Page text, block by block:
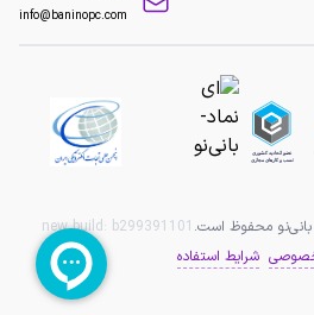
info@baninopc.com
محفوظ است. new build: b299391101
شرایط استفاده